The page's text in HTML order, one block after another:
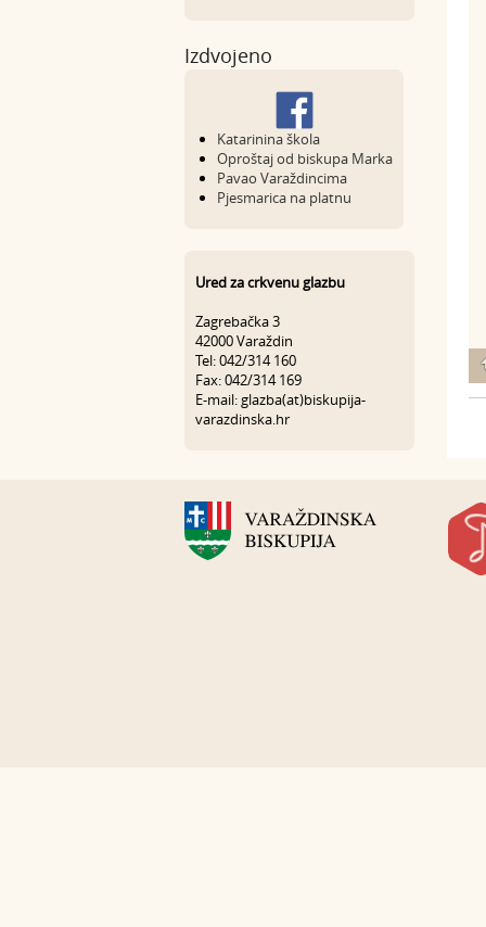
Izdvojeno
Katarinina škola
Oproštaj od biskupa Marka
Pavao Varaždincima
Pjesmarica na platnu
Ured za crkvenu glazbu
Zagrebačka 3
42000 Varaždin
Tel: 042/314 160
Fax: 042/314 169
E-mail: glazba(at)biskupija-
varazdinska.hr